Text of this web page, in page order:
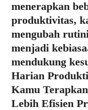
menerapkan
produktivitas,
mengubah
menjadi
mendukung
Harian
Kamu
Lebih Efisien